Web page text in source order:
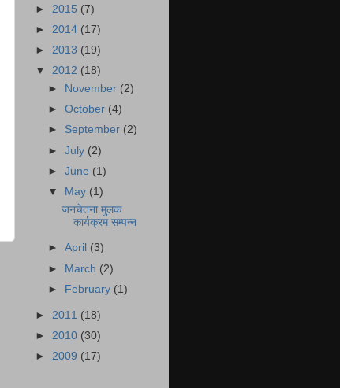
► 2015 (7)
► 2014 (17)
► 2013 (19)
▼ 2012 (18)
►
November (2)
►October (4)
► September (2)
►July (2)
►June (1)
▼
May (1)
जनचेतना मुलक
कार्यक्रम सम्पन्न
►April (3)
► March (2)
► February (1)
► 2011 (18)
► 2010 (30)
► 2009 (17)